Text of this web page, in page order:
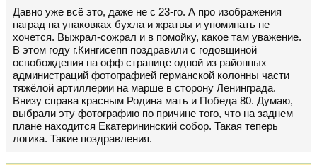
Давно уже всё это, даже не с 23-го. А про изображения
наград на упаковках бухла и жратвы и упоминать не
хочется. Выжрал-сожрал и в помойку, какое там уважение.
В этом году г.Кингисепп поздравили с годовщиной
освобождения на офф странице одной из районных
администраций фотографией германской колонны части
тяжёлой артиллерии на марше в сторону Ленинграда.
Внизу справа красным Родина мать и Победа 80. Думаю,
выбрали эту фотографию по причине того, что на заднем
плане находится Екатерининский собор. Такая теперь
логика. Такие поздравления.